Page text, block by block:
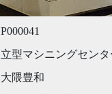
P000041
立型マシニングセンタ
大隈豊和